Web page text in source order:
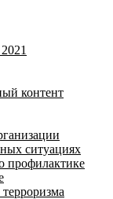
контент
ситуациях
профилактике